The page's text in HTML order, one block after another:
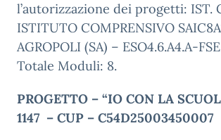
l’autorizzazione dei progetti: IST.
ISTITUTO COMPRENSIVO
AGROPOLI (SA) – ESO4.6.A4.A-
Totale Moduli: 8.
PROGETTO – “IO CON LA
1147 – CUP – C54D25003450007